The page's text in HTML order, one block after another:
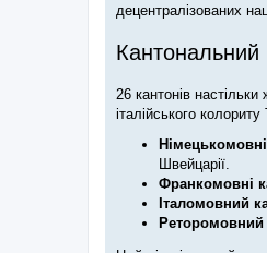
децентралізованих
Кантональний
26 кантонів
італійського
Швейцарії.
Франкомовні
Італомовний
Реторомовний